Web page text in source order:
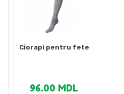
Ciorapi pentru fete
96.00 MDL